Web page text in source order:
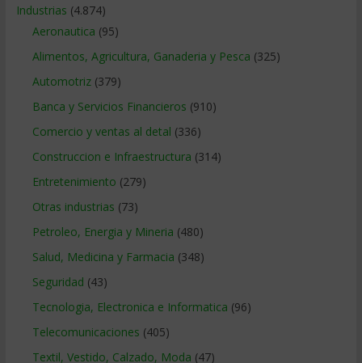
Industrias (4.874)
Aeronautica (95)
Alimentos, Agricultura, Ganaderia y Pesca (325)
Automotriz(379)
Banca y Servicios Financieros (910)
Comercio y ventas al detal (336)
Construccion e Infraestructura (314)
Entretenimiento (279)
Otras industrias (73)
Petroleo, Energia y Mineria (480)
Salud, Medicina y Farmacia (348)
Seguridad (43)
Tecnologia, Electronica e Informatica (96)
Telecomunicaciones (405)
Textil, Vestido, Calzado, Moda (47)